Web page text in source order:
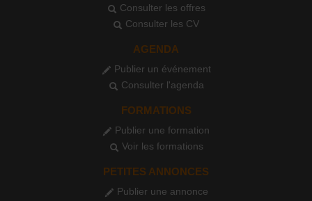
Consulter les offres
Consulter les CV
AGENDA
Publier un événement
Consulter l'agenda
FORMATIONS
Publier une formation
Voir les formations
PETITES ANNONCES
Publier une annonce